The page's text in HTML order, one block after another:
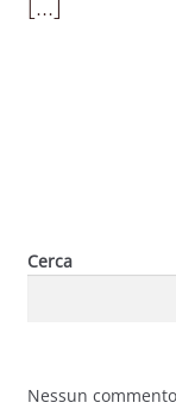
Cerca
Nessun